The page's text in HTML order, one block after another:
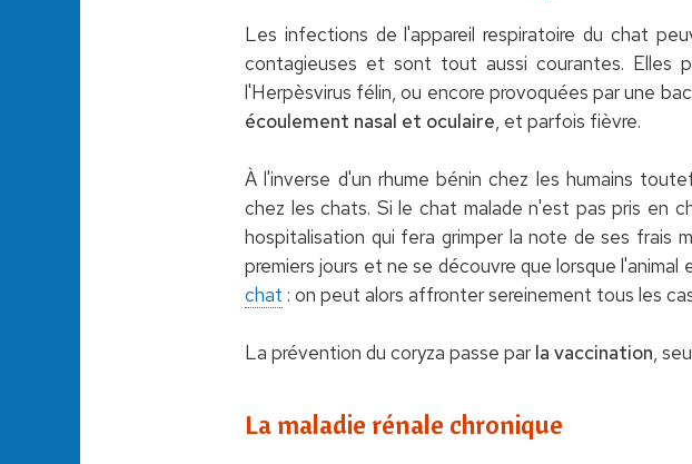
Les infections de l'appareil respiratoire du chat
contagieuses et sont tout aussi courantes. Elles
l'Herpèsvirus félin, ou encore provoquées par une
écoulement nasal et oculaire, et parfois fièvre.
À l'inverse d'un rhume bénin chez les humains
chez les chats. Si le chat malade n'est pas pris en
hospitalisation qui fera grimper la note de ses frais
premiers jours et ne se découvre que lorsque
chat : on peut alors affronter sereinement tous les
La prévention du coryza passe par la vaccination,
La maladie rénale chronique